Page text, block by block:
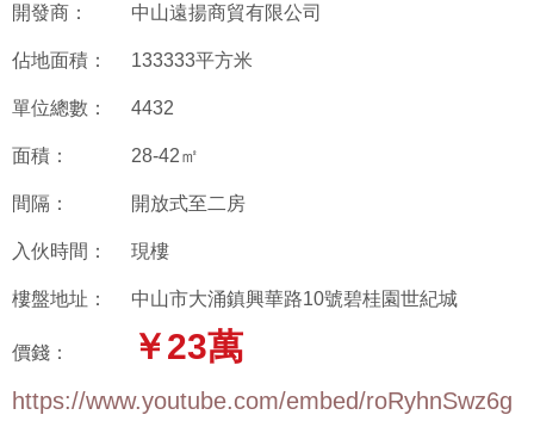
開發商： 中山遠揚商貿有限公司
佔地面積： 133333平方米
單位總數： 4432
面積： 28-42㎡
間隔： 開放式至二房
入伙時間： 現樓
樓盤地址： 中山市大涌鎮興華路10號碧桂園世紀城
價錢： ￥23萬
https://www.youtube.com/embed/roRyhnSwz6g